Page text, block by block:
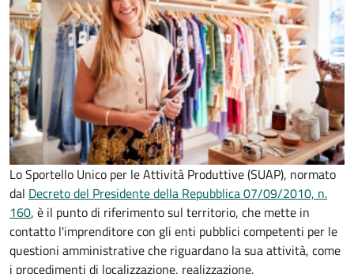
Lo Sportello Unico per le Attività Produttive (SUAP), normato
dal Decreto del Presidente della Repubblica 07/09/2010, n.
160, è il punto di riferimento sul territorio, che mette in
contatto l'imprenditore con gli enti pubblici competenti per le
questioni amministrative che riguardano la sua attività, come
i procedimenti di localizzazione, realizzazione,